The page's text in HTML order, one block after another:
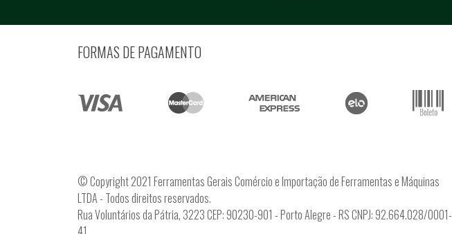
FORMAS DE PAGAMENTO
© Copyright 2021 Ferramentas Gerais Comércio e Importação de Ferramentas e Máquinas
LTDA - Todos direitos reservados.
Rua Voluntários da Pátria, 3223 CEP: 90230-901 - Porto Alegre - RS CNPJ: 92.664.028/0001-